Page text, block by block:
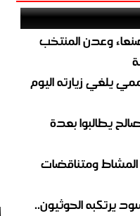
وعدن المنتخب
يلغي زيارته اليوم
يطالبوا بعدة
ومتناقضات
يرتكبه الحوثيون..